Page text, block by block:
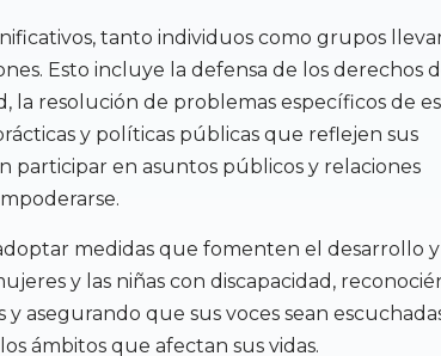
tanto individuos como grupos
Esto incluye la defensa de los derechos
la resolución de problemas específicos de
y políticas públicas que reflejen sus
participar en asuntos públicos y relaciones
medidas que fomenten el desarrollo y
y las niñas con discapacidad,
asegurando que sus voces sean
ámbitos que afectan sus vidas.